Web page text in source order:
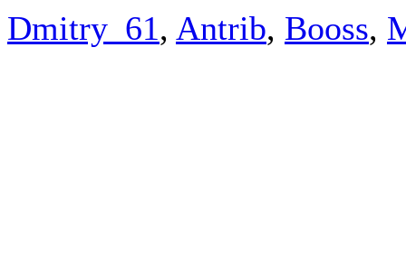
Dmitry_61, Antrib, Booss,